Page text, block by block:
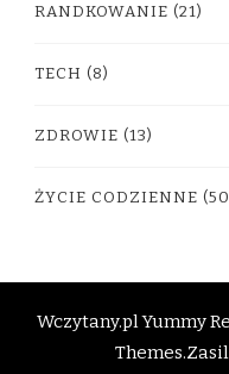
RANDKOWANIE (21)
TECH (8)
ZDROWIE (13)
ŻYCIE CODZIENNE
Wczytany.plYummy
Themes